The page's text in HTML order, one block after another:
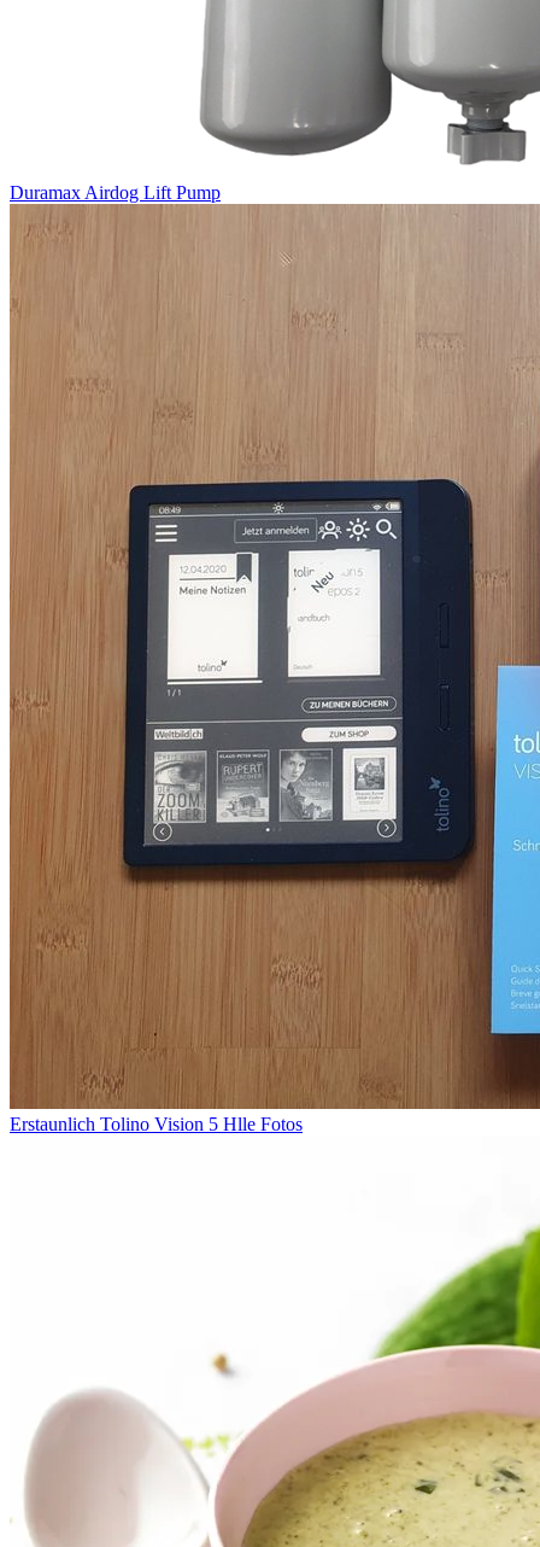
Duramax Airdog Lift Pump
Erstaunlich Tolino Vision 5 Hlle Fotos